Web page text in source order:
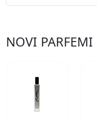
NOVI PARFEMI